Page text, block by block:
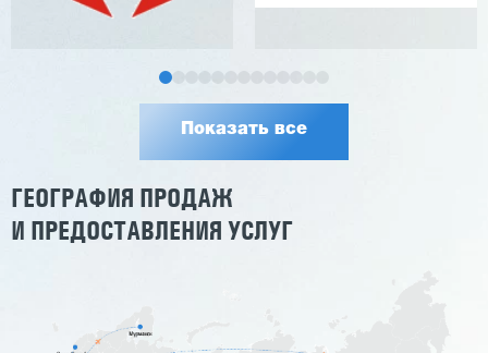
Показать все
ГЕОГРАФИЯ ПРОДАЖ
И ПРЕДОСТАВЛЕНИЯ УСЛУГ